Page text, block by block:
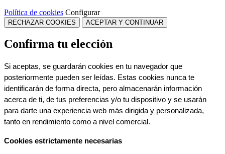
Política de cookies Configurar
RECHAZAR COOKIES ACEPTAR Y CONTINUAR
Confirma tu elección
Si aceptas, se guardarán cookies en tu navegador que
posteriormente pueden ser leídas. Estas cookies nunca te
identificarán de forma directa, pero almacenarán información
acerca de ti, de tus preferencias y/o tu dispositivo y se usarán
para darte una experiencia web más dirigida y personalizada,
tanto en rendimiento como a nivel comercial.
Cookies estrictamente necesarias